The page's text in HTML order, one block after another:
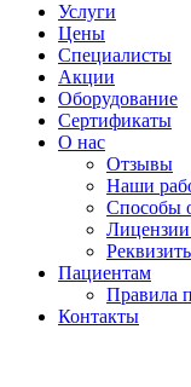
Услуги
Цены
Специалисты
Акции
Оборудование
Сертификаты
О нас
Отзывы
Наши
Способы
Пациентам
Правила
Контакты